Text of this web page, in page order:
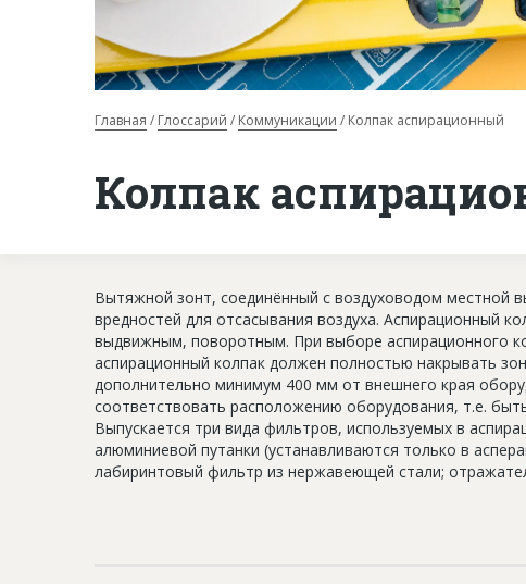
Главная Глоссарий Коммуникации Колпак аспирационный
Колпак
Вытяжной зонт, соединённый с воздуховодом местной
вредностей для отсасывания воздуха. Аспирационный
выдвижным, поворотным. При выборе аспирационного
аспирационный колпак должен полностью накрывать
дополнительно минимум 400 мм от внешнего края
соответствовать расположению оборудования, т.е.
Выпускается три вида фильтров, используемых в
алюминиевой путанки (устанавливаются только в
лабиринтовый фильтр из нержавеющей стали;